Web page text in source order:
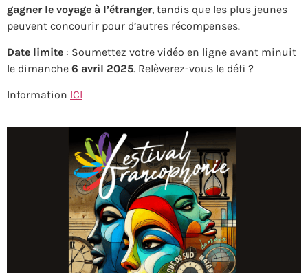
gagner le voyage à l’étranger, tandis que les plus jeunes
peuvent concourir pour d’autres récompenses.
Date limite : Soumettez votre vidéo en ligne avant minuit
le dimanche 6 avril 2025. Relèverez-vous le défi ?
Information ICI